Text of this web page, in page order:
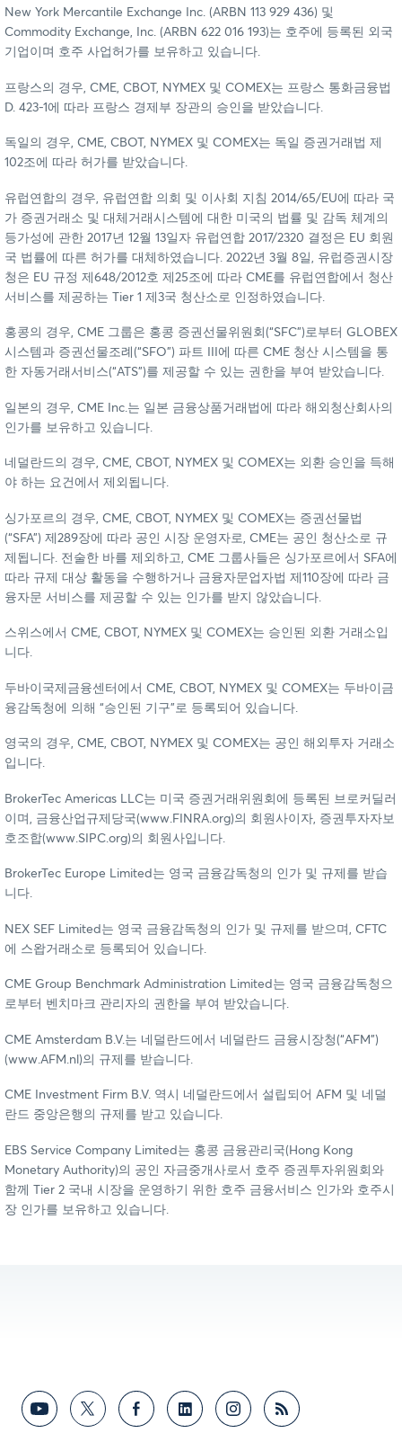
New York Mercantile Exchange Inc. (ARBN 113 929 436) 및
Commodity Exchange, Inc. (ARBN 622 016 193)는 호주에 등록된 외국
기업이며 호주 사업허가를 보유하고 있습니다.
프랑스의 경우, CME, CBOT, NYMEX 및 COMEX는 프랑스 통화금융법
D. 423-1에 따라 프랑스 경제부 장관의 승인을 받았습니다.
독일의 경우, CME, CBOT, NYMEX 및 COMEX는 독일 증권거래법 제
102조에 따라 허가를 받았습니다.
유럽연합의 경우, 유럽연합 의회 및 이사회 지침 2014/65/EU에 따라 국
가 증권거래소 및 대체거래시스템에 대한 미국의 법률 및 감독 체계의
등가성에 관한 2017년 12월 13일자 유럽연합 2017/2320 결정은 EU 회원
국 법률에 따른 허가를 대체하였습니다. 2022년 3월 8일, 유럽증권시장
청은 EU 규정 제648/2012호 제25조에 따라 CME를 유럽연합에서 청산
서비스를 제공하는 Tier 1 제3국 청산소로 인정하였습니다.
홍콩의 경우, CME 그룹은 홍콩 증권선물위원회(“SFC”)로부터 GLOBEX
시스템과 증권선물조례(“SFO”) 파트 III에 따른 CME 청산 시스템을 통
한 자동거래서비스(“ATS”)를 제공할 수 있는 권한을 부여 받았습니다.
일본의 경우, CME Inc.는 일본 금융상품거래법에 따라 해외청산회사의
인가를 보유하고 있습니다.
네덜란드의 경우, CME, CBOT, NYMEX 및 COMEX는 외환 승인을 득해
야 하는 요건에서 제외됩니다.
싱가포르의 경우, CME, CBOT, NYMEX 및 COMEX는 증권선물법
(“SFA”) 제289장에 따라 공인 시장 운영자로, CME는 공인 청산소로 규
제됩니다. 전술한 바를 제외하고, CME 그룹사들은 싱가포르에서 SFA에
따라 규제 대상 활동을 수행하거나 금융자문업자법 제110장에 따라 금
융자문 서비스를 제공할 수 있는 인가를 받지 않았습니다.
스위스에서 CME, CBOT, NYMEX 및 COMEX는 승인된 외환 거래소입
니다.
두바이국제금융센터에서 CME, CBOT, NYMEX 및 COMEX는 두바이금
융감독청에 의해 “승인된 기구”로 등록되어 있습니다.
영국의 경우, CME, CBOT, NYMEX 및 COMEX는 공인 해외투자 거래소
입니다.
BrokerTec Americas LLC는 미국 증권거래위원회에 등록된 브로커딜러
이며, 금융산업규제당국(www.FINRA.org)의 회원사이자, 증권투자자보
호조합(www.SIPC.org)의 회원사입니다.
BrokerTec Europe Limited는 영국 금융감독청의 인가 및 규제를 받습
니다.
NEX SEF Limited는 영국 금융감독청의 인가 및 규제를 받으며, CFTC
에 스왑거래소로 등록되어 있습니다.
CME Group Benchmark Administration Limited는 영국 금융감독청으
로부터 벤치마크 관리자의 권한을 부여 받았습니다.
CME Amsterdam B.V.는 네덜란드에서 네덜란드 금융시장청(“AFM”)
(www.AFM.nl)의 규제를 받습니다.
CME Investment Firm B.V. 역시 네덜란드에서 설립되어 AFM 및 네덜
란드 중앙은행의 규제를 받고 있습니다.
EBS Service Company Limited는 홍콩 금융관리국(Hong Kong
Monetary Authority)의 공인 자금중개사로서 호주 증권투자위원회와
함께 Tier 2 국내 시장을 운영하기 위한 호주 금융서비스 인가와 호주시
장 인가를 보유하고 있습니다.